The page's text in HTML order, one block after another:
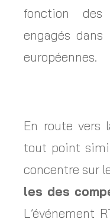
fonction
engagés dans
européennes.
En route vers
tout point
concentre sur
les des
L’événement